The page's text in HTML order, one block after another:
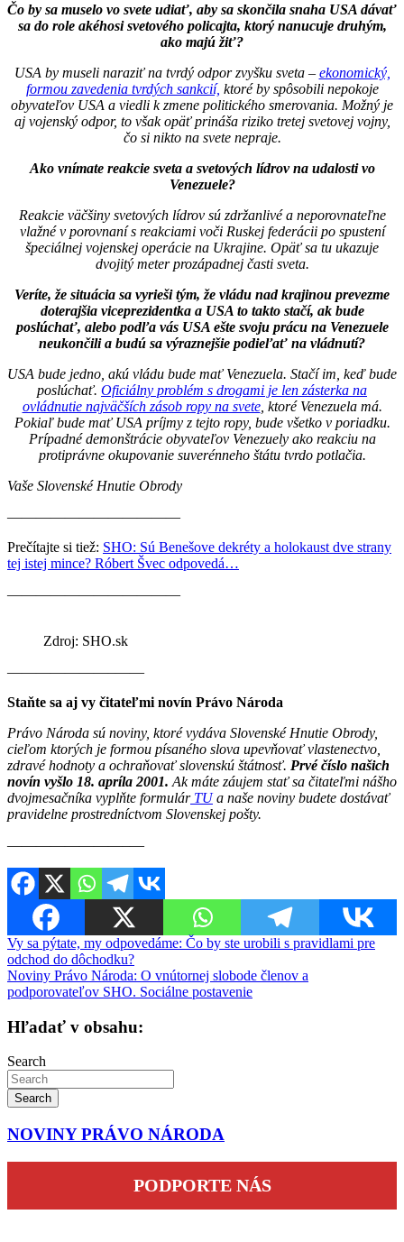
Čo by sa muselo vo svete udiať, aby sa skončila snaha USA dávať
sa do role akéhosi svetového policajta, ktorý nanucuje druhým,
ako majú žiť?
USA by museli naraziť na tvrdý odpor zvyšku sveta – ekonomický,
formou zavedenia tvrdých sankcií, ktoré by spôsobili nepokoje
obyvateľov USA a viedli k zmene politického smerovania. Možný je
aj vojenský odpor, to však opäť prináša riziko tretej svetovej vojny,
čo si nikto na svete nepraje.
Ako vnímate reakcie sveta a svetových lídrov na udalosti vo
Venezuele?
Reakcie väčšiny svetových lídrov sú zdržanlivé a neporovnateľne
vlažné v porovnaní s reakciami voči Ruskej federácii po spustení
špeciálnej vojenskej operácie na Ukrajine. Opäť sa tu ukazuje
dvojitý meter prozápadnej časti sveta.
Veríte, že situácia sa vyrieši tým, že vládu nad krajinou prevezme
doterajšia viceprezidentka a USA to takto stačí, ak bude
poslúchať, alebo podľa vás USA ešte svoju prácu na Venezuele
neukončili a budú sa výraznejšie podieľať na vládnutí?
USA bude jedno, akú vládu bude mať Venezuela. Stačí im, keď bude
poslúchať. Oficiálny problém s drogami je len zásterka na
ovládnutie najväčších zásob ropy na svete, ktoré Venezuela má.
Pokiaľ bude mať USA príjmy z tejto ropy, bude všetko v poriadku.
Prípadné demonštrácie obyvateľov Venezuely ako reakciu na
protiprávne okupovanie suverénneho štátu tvrdo potlačia.
Vaše Slovenské Hnutie Obrody
————————————
Prečítajte si tiež: SHO: Sú Benešove dekréty a holokaust dve strany
tej istej mince? Róbert Švec odpovedá…
————————————
Zdroj: SHO.sk
———————–——
Staňte sa aj vy čitateľmi novín Právo Národa
Právo Národa sú noviny, ktoré vydáva Slovenské Hnutie Obrody,
cieľom ktorých je formou písaného slova upevňovať vlastenectvo,
zdravé hodnoty a ochraňovať slovenskú štátnosť. Prvé číslo našich
novín vyšlo 18. apríla 2001. Ak máte záujem stať sa čitateľmi nášho
dvojmesačníka vyplňte formulárTUa naše noviny budete dostávať
pravidelne prostredníctvom Slovenskej pošty.
————————–—
Navigácia
v
článku
Vy sa pýtate, my odpovedáme: Čo by ste urobili s pravidlami pre
odchod do dôchodku?
Noviny Právo Národa: O vnútornej slobode členov a
podporovateľov SHO. Sociálne postavenie
Hľadať v obsahu:
Search
Search
NOVINY PRÁVO NÁRODA
PODPORTE NÁS